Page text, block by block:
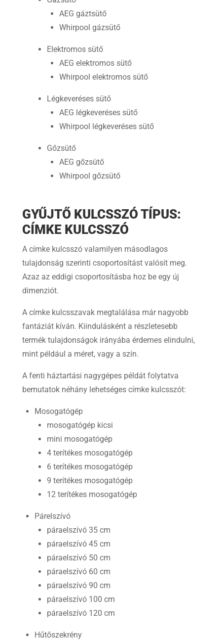
AEG gáztsütő
Whirpool gázsütő
Elektromos sütő
AEG elektromos sütő
Whirpool elektromos sütő
Légkeveréses sütő
AEG légkeveréses sütő
Whirpool légkeveréses sütő
Gőzsütő
AEG gőzsütő
Whirpool gőzsütő
GYŰJTŐ KULCSSZÓ TÍPUS:
CÍMKE KULCSSZÓ
A címke kulcsszó valamilyen másodlagos
tulajdonság szerinti csoportosítást valósít meg.
Azaz az eddigi csoportosításba hoz be egy új
dimenziót.
A címke kulcsszavak megtalálása már nagyobb
fantáziát kíván. Kiindulásként a részletesebb
termék tulajdonságok irányába érdemes elindulni,
mint például a méret, vagy a szín.
A fenti háztartási nagygépes példát folytatva
bemutatok néhány lehetséges címke kulcsszót:
Mosogatógép
mosogatógép kicsi
mini mosogatógép
4 terítékes mosogatógép
6 terítékes mosogatógép
9 terítékes mosogatógép
12 terítékes mosogatógép
Párelszívó
páraelszívó 35 cm
páraelszívó 45 cm
páraelszívó 50 cm
páraelszívó 60 cm
páraelszívó 90 cm
páraelszívó 100 cm
páraelszívó 120 cm
Hűtőszekrény